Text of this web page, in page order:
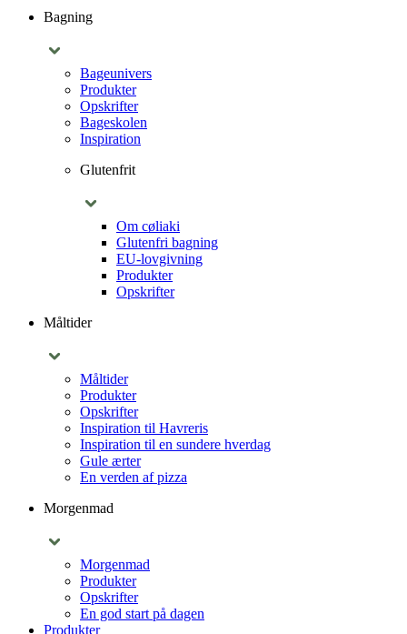
Bagning
Bageunivers
Produkter
Opskrifter
Bageskolen
Inspiration
Glutenfrit
Om cøliaki
Glutenfri bagning
EU-lovgivning
Produkter
Opskrifter
Måltider
Måltider
Produkter
Opskrifter
Inspiration til Havreris
Inspiration til en sundere hverdag
Gule ærter
En verden af pizza
Morgenmad
Morgenmad
Produkter
Opskrifter
En god start på dagen
Produkter